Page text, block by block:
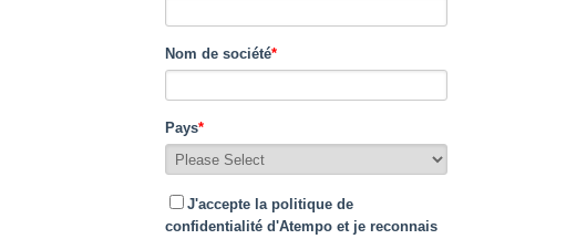
Nom de société*
Pays*
J'accepte la politique de
confidentialité d'Atempo et je reconnais